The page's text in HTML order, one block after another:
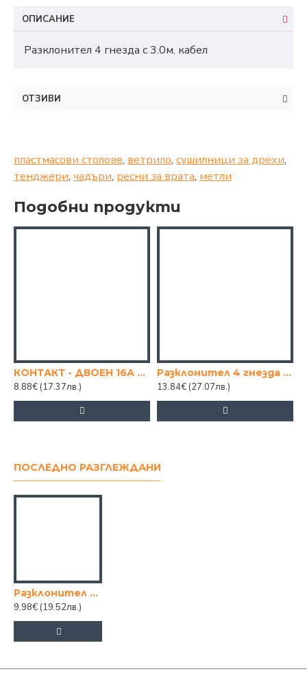
ОПИСАНИЕ
Разклонител 4 гнезда с 3.0м. кабел
ОТЗИВИ
пластмасови столове, ветрило, сушилници за дрехи,
тенджери, чадъри, ресни за врата, метли
Подобни продукти
КОНТАКТ - ДВОЕН 16А С КАБЕЛ 2 М.
8.88€ (17.37лв.)
Разклонител 4 гнезда с кабел 4 метра
13.84€ (27.07лв.)
ПОСЛЕДНО РАЗГЛЕЖДАНИ
Разклонител 4 гнезда с 3.0м. кабел
9.98€ (19.52лв.)